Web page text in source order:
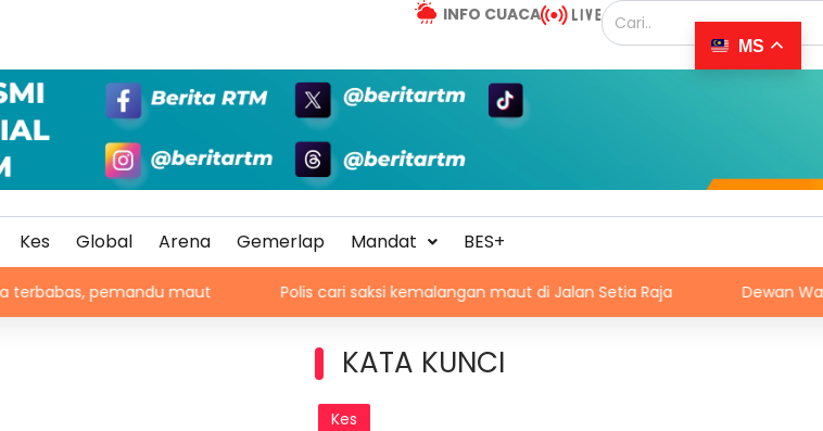
INFO CUACA
Kes Global Arena Gemerlap Mandat BES+
maut Polis cari saksi kemalangan maut di Jalan Setia Raja Dewan Waghih N.
KATA KUNCI
Kes
MS